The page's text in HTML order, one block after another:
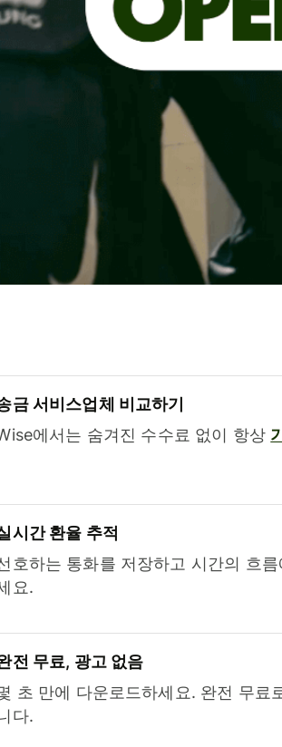
금 서비스업체 비교하기
에서는 숨겨진 수수료 없이 항상
시간 환율 추적
호하는 통화를 저장하고 시간의 흐
요.
전 무료, 광고 없음
초 만에 다운로드하세요. 완전 무료
다.